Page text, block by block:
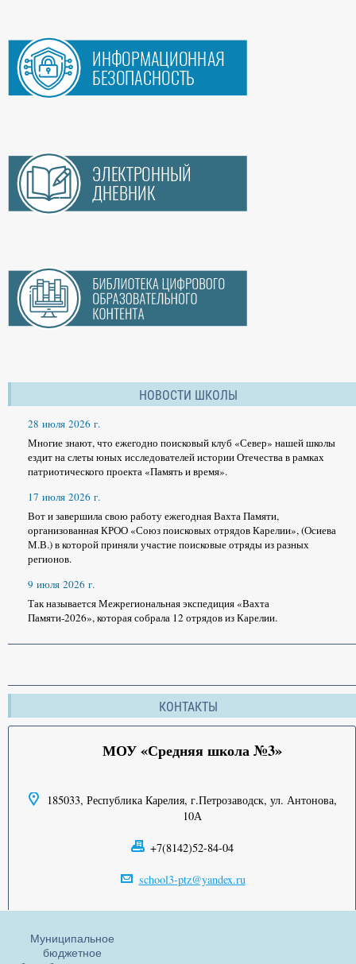
НОВОСТИ ШКОЛЫ
28 июля 2026 г.
Многие знают, что ежегодно поисковый клуб «Север» нашей школы
ездит на слеты юных исследователей истории Отечества в рамках
патриотического проекта «Память и время».
17 июля 2026 г.
Вот и завершила свою работу ежегодная Вахта Памяти,
организованная КРОО «Союз поисковых отрядов Карелии», (Осиева
М.В.) в которой приняли участие поисковые отряды из разных
регионов.
9 июля 2026 г.
Так называется Межрегиональная экспедиция «Вахта
Памяти-2026», которая собрала 12 отрядов из Карелии.
КОНТАКТЫ
МОУ «Средняя школа №3»
185033, Республика Карелия, г.Петрозаводск, ул. Антонова,
10А
+7(8142)52-84-04
school3-ptz@yandex.ru
Муниципальное
бюджетное